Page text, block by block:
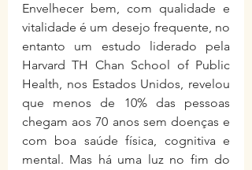
Envelhecer bem, com qualidade e
vitalidade é um desejo frequente, no
entanto um estudo liderado pela
Harvard TH Chan School of Public
Health, nos Estados Unidos, revelou
que menos de 10% das pessoas
chegam aos 70 anos sem doenças e
com boa saúde física, cognitiva e
mental. Mas há uma luz no fim do